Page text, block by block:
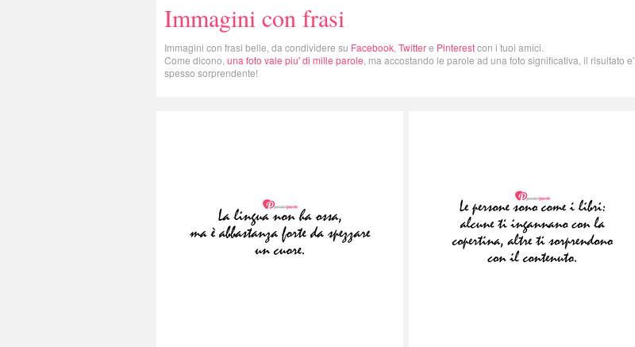
Immagini con frasi
Immagini con frasi belle, da condividere su Facebook Twittere Pinterestcon i tuoi amici.
Come dicono, una foto vale piu' di mille parole , ma accostando le parole ad una foto significativa, il risultato e'
spesso sorprendente!